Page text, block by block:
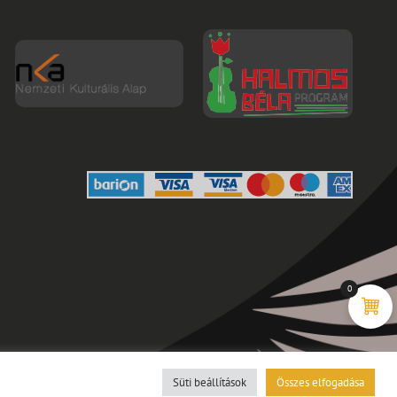
Süti beállítások Összes elfogadása
0